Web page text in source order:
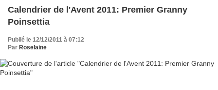
Calendrier de l'Avent 2011: Premier Granny
Poinsettia
Publié le 12/12/2011 à 07:12
Par Roselaine